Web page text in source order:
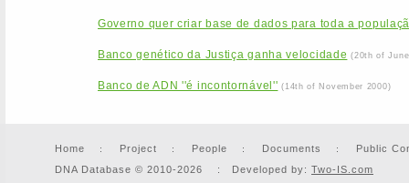
Governo quer criar base de dados para toda a
Banco genético da Justiça ganha velocidade (20th of
Banco de ADN ''é incontornável'' (14th of November 2000)
Home Project People Documents
Public
DNA Database © 2010-2026 : Developed by: Two-IS.com